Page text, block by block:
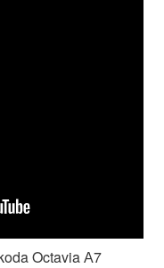
Octavia А7